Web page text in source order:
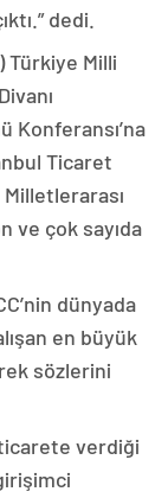
dedi.
Türkiye Milli
Konferansı’na
Ticaret
Milletlerarası
ve çok sayıda
dünyada
en büyük
sözlerini
ticarete verdiği